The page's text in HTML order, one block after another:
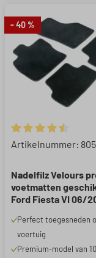
- 40 %
Gemiddelde
Artikelnummer:
Nadelfilz Velours
voetmatten
Ford Fiesta VI 06/
Perfect toegesneden
voertuig
Premium-model van